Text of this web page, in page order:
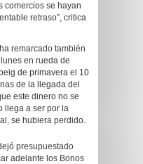
comercios se hayan
retraso”, critica
remarcado también
en rueda de
de primavera el 10
de la llegada del
este dinero no se
llega a ser por la
se hubiera perdido.
presupuestado
adelante los Bonos